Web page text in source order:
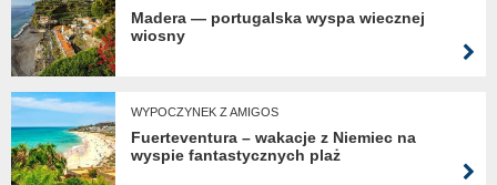
Madera — portugalska wyspa wiecznej
wiosny
WYPOCZYNEK Z AMIGOS
Fuerteventura – wakacje z Niemiec na
wyspie fantastycznych plaż